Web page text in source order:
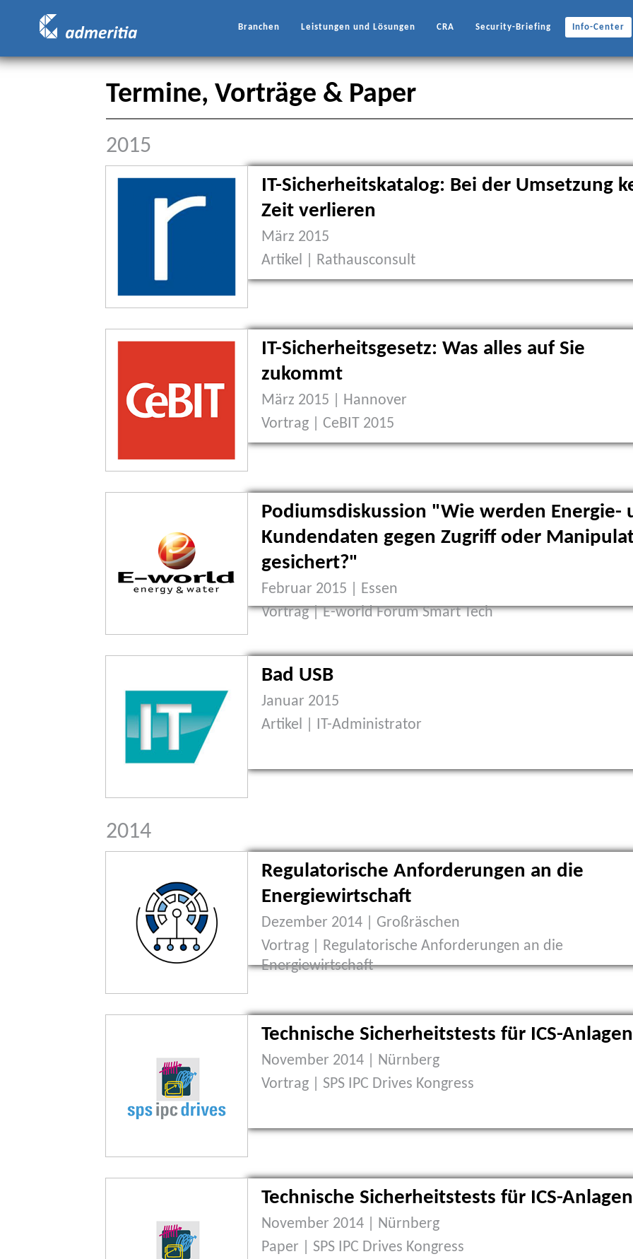
Branchen Leistungen und Lösungen CRA Security-Briefing Info-Center
Termine, Vorträge & Paper
2015
IT-Sicherheitskatalog: Bei der Umsetzung
Zeit verlieren
März 2015
Artikel | Rathausconsult
IT-Sicherheitsgesetz: Was alles auf Sie
zukommt
März 2015 | Hannover
Vortrag | CeBIT 2015
Podiumsdiskussion "Wie werden Energie-
Kundendaten gegen Zugriff oder
gesichert?"
Februar 2015 | Essen
Vortrag | E-world Forum Smart Tech
Bad USB
Januar 2015
Artikel | IT-Administrator
2014
Regulatorische Anforderungen an die
Energiewirtschaft
Dezember 2014 | Großräschen
Vortrag | Regulatorische Anforderungen an die
Energiewirtschaft
Technische Sicherheitstests für ICS-Anlagen
November 2014 | Nürnberg
Vortrag | SPS IPC Drives Kongress
Technische Sicherheitstests für ICS-Anlagen
November 2014 | Nürnberg
Paper | SPS IPC Drives Kongress